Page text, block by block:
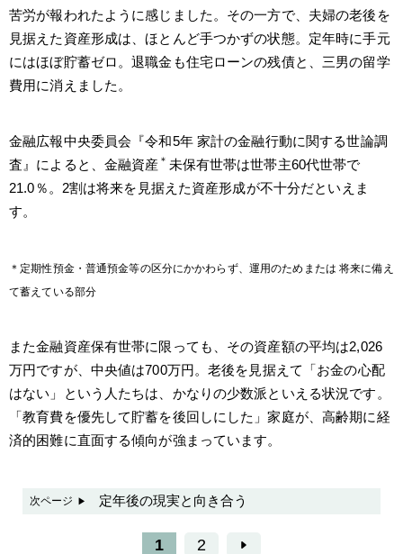
苦労が報われたように感じました。その一方で、夫婦の老後を
見据えた資産形成は、ほとんど手つかずの状態。定年時に手元
にはほぼ貯蓄ゼロ。退職金も住宅ローンの残債と、三男の留学
費用に消えました。
金融広報中央委員会『令和5年 家計の金融行動に関する世論調
査』によると、金融資産 ＊ 未保有世帯は世帯主60代世帯で
21.0％。2割は将来を見据えた資産形成が不十分だといえま
す。
＊定期性預金・普通預金等の区分にかかわらず、運用のためまたは 将来に備え
て蓄えている部分
また金融資産保有世帯に限っても、その資産額の平均は2,026
万円ですが、中央値は700万円。老後を見据えて「お金の心配
はない」という人たちは、かなりの少数派といえる状況です。
「教育費を優先して貯蓄を後回しにした」家庭が、高齢期に経
済的困難に直面する傾向が強まっています。
次ページ 定年後の現実と向き合う
1 2